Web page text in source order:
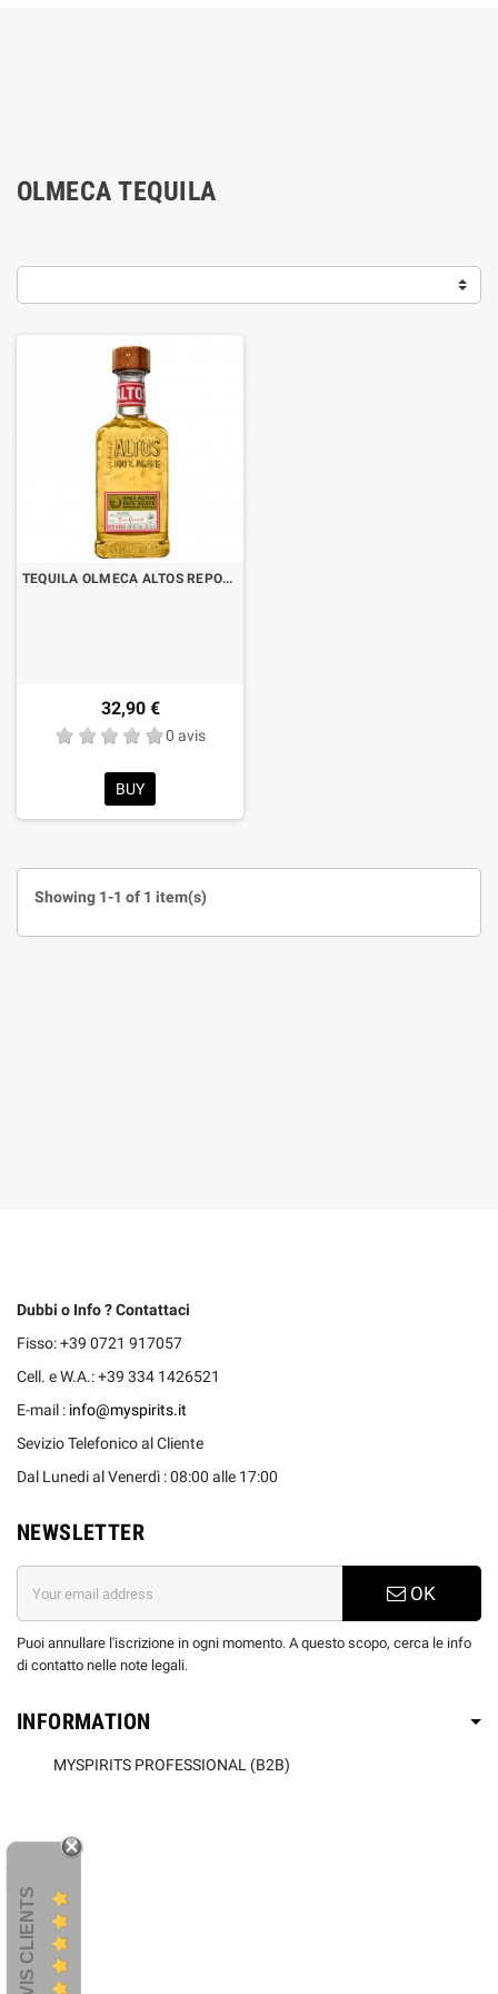
OLMECA TEQUILA
TEQUILA OLMECA ALTOS REPOSADO CL.70
32,90 €
0 avis
BUY
Showing 1-1 of 1 item(s)
Dubbi o Info ? Contattaci
Fisso: +39 0721 917057
Cell. e W.A.: +39 334 1426521
E-mail : info@myspirits.it
Sevizio Telefonico al Cliente
Dal Lunedi al Venerdì : 08:00 alle 17:00
NEWSLETTER
OK
Puoi annullare l'iscrizione in ogni momento. A questo scopo, cerca le info
di contatto nelle note legali.
INFORMATION
MYSPIRITS PROFESSIONAL (B2B)
AVIS CLIENTS